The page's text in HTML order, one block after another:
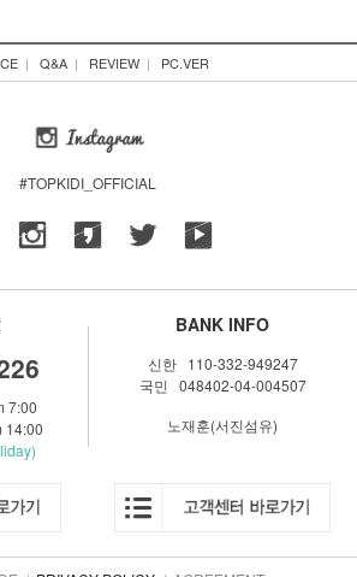
| Q&A| REVIEW| PC.VER
#TOPKIDI_OFFICIAL
7:00
14:00
BANK INFO
신한 110-332-949247
국민 048402-04-004507
노재훈(서진섬유)